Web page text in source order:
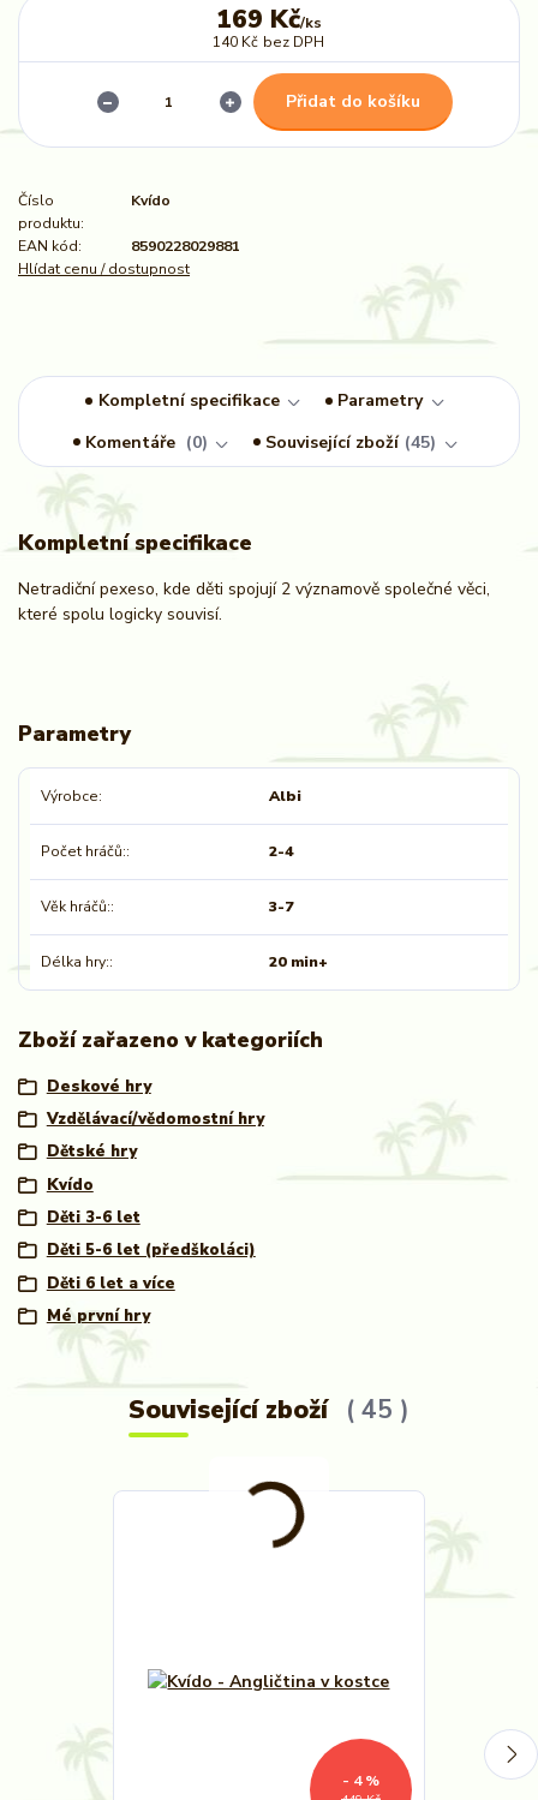
169 Kč/ks
140 Kč bez DPH
Přidat do košíku
Číslo
produktu:
Kvído
EAN kód:
8590228029881
Hlídat cenu / dostupnost
Kompletní specifikace
Parametry
Komentáře
0 Související zboží 45
Kompletní specifikace
Netradiční pexeso, kde děti spojují 2 významově společné věci,
které spolu logicky souvisí.
Parametry
Výrobce Albi
Počet hráčů: 2-4
Věk hráčů: 3-7
Délka hry: 20 min+
Zboží zařazeno v kategoriích
Deskové hry
Vzdělávací/vědomostní hry
Dětské hry
Kvído
Děti 3-6 let
Děti 5-6 let (předškoláci)
Děti 6 let a více
Mé první hry
Související zboží 45
- 4 %